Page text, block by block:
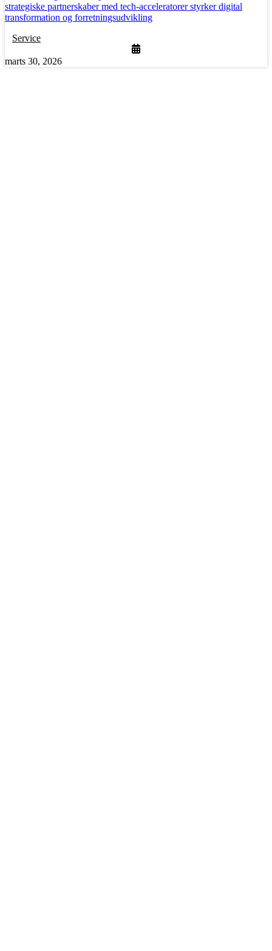
strategiske partnerskaber med tech-acceleratorer styrker digital
transformation og forretningsudvikling
Service
marts 30, 2026